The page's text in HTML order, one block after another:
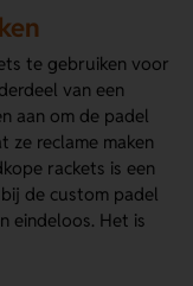
te gebruiken voor
van een
aan om de padel
ze reclame maken
rackets is een
de custom padel
eindeloos. Het is